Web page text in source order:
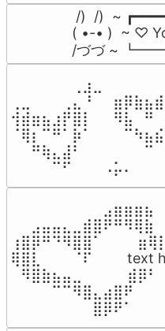
/)  /)  ~
( •-• )  ~ ♡
/づづ ~
⠀⠀⣠⣤⣤⣄⣀⣾⣿⠟⠛⠻⢿⣷⠀
⢰⣿⡿⠛⠙⠻⣿⣿⠁⠀⠀ ⠀⣶⢿⡇
⢿⣿⣇⠀⠀⠀⠈⠏⠀⠀⠀ text
⠀⠻⣿⣷⣦⣤⣀⠀⠀⠀ ⠀⣾⡿⠃⠀
⠀⠀⠀⠀⠉⠉⠻⣿⣄⣴⣿⠟⠀⠀⠀
⠀⠀⠀⠀⠀⠀⠀⠀⣿⡿⠟⠁⠀⠀⠀